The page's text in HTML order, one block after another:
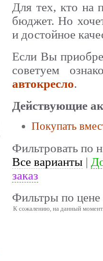
Для тех, кто на
бюджет. Но
и достойное
Если Вы
советуем
автокресло.
Действующие
Покупать
Фильтровать по
Все варианты |
заказ
Фильтры по цене
К сожалению, на данный момент